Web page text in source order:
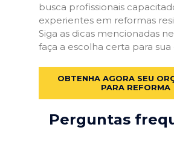
busca profissionais
experientes em reformas
Siga as dicas mencionadas
faça a escolha certa para sua
OBTENHA AGORA SEU
PARA REFORMA
Perguntas